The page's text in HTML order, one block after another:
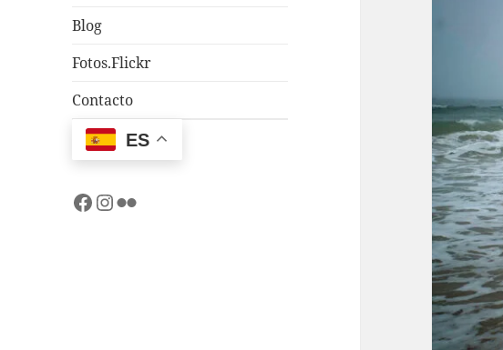
Blog
Fotos.Flickr
Contacto
ES
Facebook
Instagram
Flickr